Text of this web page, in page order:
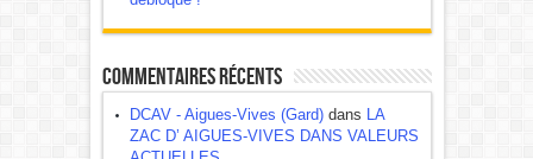
Commentaires récents
DCAV - Aigues-Vives (Gard)dans LA
ZAC D’ AIGUES-VIVES DANS VALEURS